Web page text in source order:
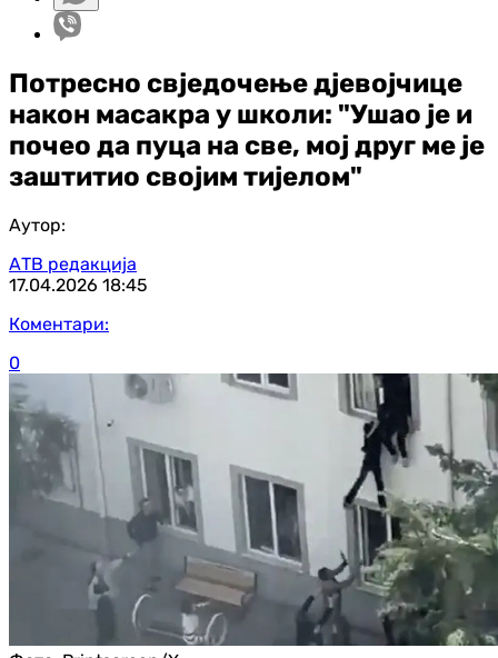
Потресно свједочење д‌јевојчице
након масакра у школи: "Ушао је и
почео да пуца на све, мој друг ме је
заштитио својим тијелом"
Аутор:
АТВ редакција
17.04.2026 18:45
Коментари:
0